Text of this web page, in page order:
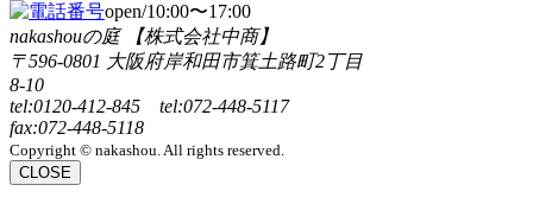
open/10:00〜17:00
nakashouの庭 【株式会社中商】
〒596-0801 大阪府岸和田市箕土路町2丁目
8-10
tel:0120-412-845 tel:072-448-5117
fax:072-448-5118
Copyright © nakashou. All rights reserved.
CLOSE